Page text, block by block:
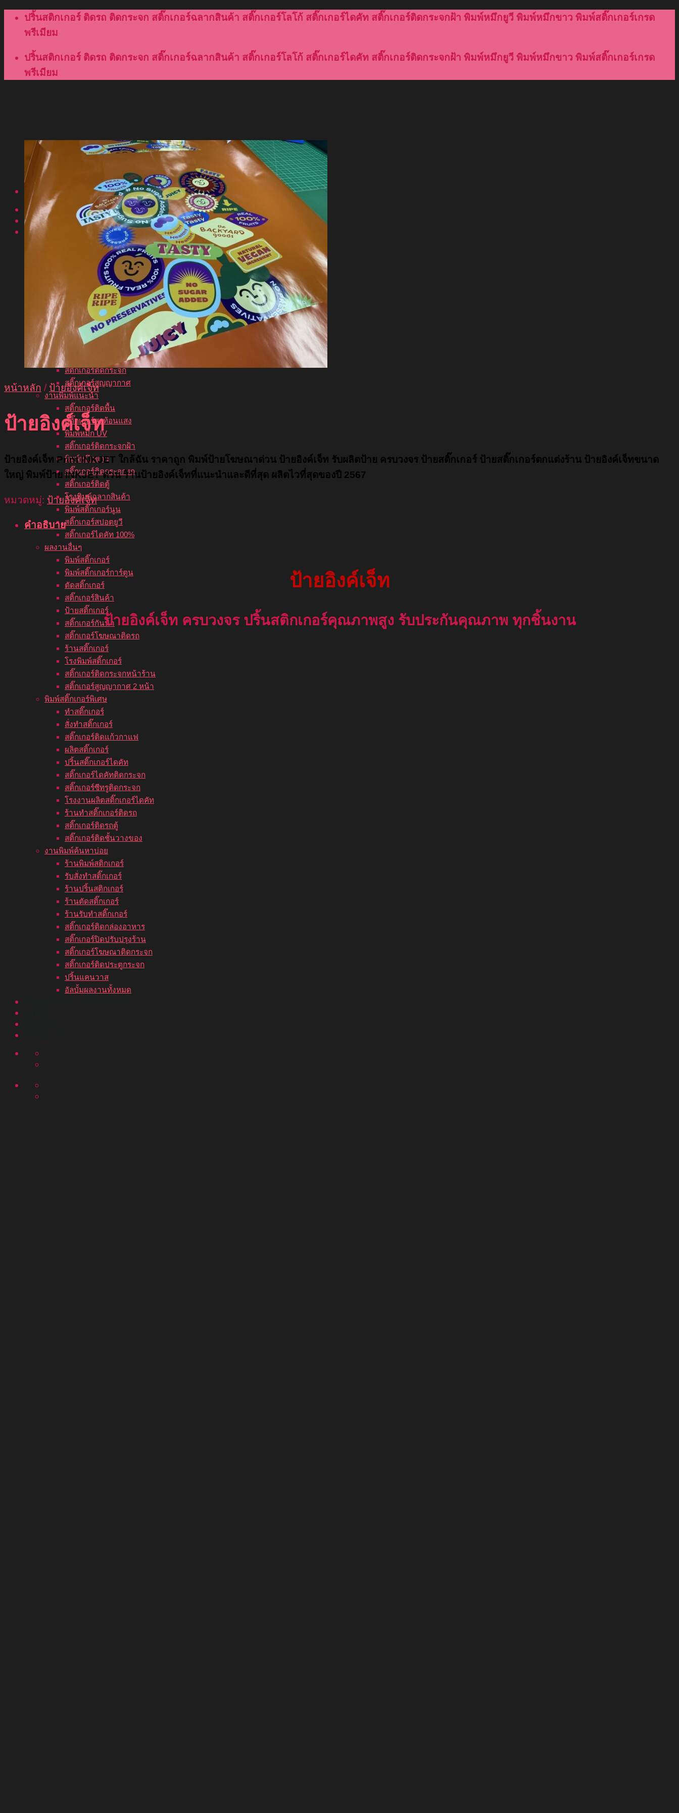
Skip
content
ปริ้นสติกเกอร์ ติดรถ ติดกระจก สติ๊กเกอร์ฉลากสินค้า สติ๊กเกอร์โลโก้ สติ๊กเกอร์ไดคัท สติ๊กเกอร์ติดกระจกฝ้า พิมพ์หมึกยูวี พิมพ์หมึกขาว พิมพ์สติ๊กเกอร์เกรด
พรีเมียม
ปริ้นสติกเกอร์ ติดรถ ติดกระจก สติ๊กเกอร์ฉลากสินค้า สติ๊กเกอร์โลโก้ สติ๊กเกอร์ไดคัท สติ๊กเกอร์ติดกระจกฝ้า พิมพ์หมึกยูวี พิมพ์หมึกขาว พิมพ์สติ๊กเกอร์เกรด
พรีเมียม
Menu
หน้าแรก
เกี่ยวกับเรา
บริการของเรา
งานพิมพ์สติ๊กเกอร์ยอดนิยม
ปริ้นสติกเกอร์
ฉลากสินค้า
สติ๊กเกอร์ไดคัท
สติ๊กเกอร์โลโก้
สติ๊กเกอร์ติดผนัง
พิมพ์สติ๊กเกอร์ใส
สติ๊กเกอร์ซีทรู
สติ๊กเกอร์ติดรถยนต์
พิมพ์สติ๊กเกอร์ PVC
สติ๊กเกอร์ติดกระจก
สติ๊กเกอร์สูญญากาศ
งานพิมพ์แนะนำ
สติ๊กเกอร์ติดพื้น
สติ๊กเกอร์สะท้อนแสง
พิมพ์หมึก UV
สติ๊กเกอร์ติดกระจกฝ้า
พิมพ์หมึกขาว
สติ๊กเกอร์ติดกระจกรถ
สติ๊กเกอร์ติดตู้
โรงพิมพ์ฉลากสินค้า
พิมพ์สติ๊กเกอร์นูน
สติ๊กเกอร์สปอตยูวี
สติ๊กเกอร์ไดคัท 100%
ผลงานอื่นๆ
พิมพ์สติ๊กเกอร์
พิมพ์สติ๊กเกอร์การ์ตูน
ตัดสติ๊กเกอร์
สติ๊กเกอร์สินค้า
ป้ายสติ๊กเกอร์
สติ๊กเกอร์กันน้ำ
สติ๊กเกอร์โฆษณาติดรถ
ร้านสติ๊กเกอร์
โรงพิมพ์สติ๊กเกอร์
สติ๊กเกอร์ติดกระจกหน้าร้าน
สติ๊กเกอร์สูญญากาศ 2 หน้า
พิมพ์สติ๊กเกอร์พิเศษ
ทำสติ๊กเกอร์
สั่งทำสติ๊กเกอร์
สติ๊กเกอร์ติดแก้วกาแฟ
ผลิตสติ๊กเกอร์
ปริ้นสติ๊กเกอร์ไดคัท
สติ๊กเกอร์ไดคัทติดกระจก
สติ๊กเกอร์ซีทรูติดกระจก
โรงงานผลิตสติ๊กเกอร์ไดคัท
ร้านทำสติ๊กเกอร์ติดรถ
สติ๊กเกอร์ติดรถตู้
สติ๊กเกอร์ติดชั้นวางของ
งานพิมพ์ค้นหาบ่อย
ร้านพิมพ์สติกเกอร์
รับสั่งทำสติ๊กเกอร์
ร้านปริ้นสติกเกอร์
ร้านตัดสติ๊กเกอร์
ร้านรับทำสติ๊กเกอร์
สติ๊กเกอร์ติดกล่องอาหาร
สติ๊กเกอร์ปิดปรับปรุงร้าน
สติ๊กเกอร์โฆษณาติดกระจก
สติ๊กเกอร์ติดประตูกระจก
ปริ้นแคนวาส
อัลบั้มผลงานทั้งหมด
หน้าหลัก / ป้ายอิงค์เจ็ท
ป้ายอิงค์เจ็ท
ป้ายอิงค์เจ็ท Print INKJET ใกล้ฉัน ราคาถูก พิมพ์ป้ายโฆษณาด่วน ป้ายอิงค์เจ็ท รับผลิตป้าย ครบวงจร ป้ายสติ๊กเกอร์ ป้ายสติ๊กเกอร์ตกแต่งร้าน ป้ายอิงค์เจ็ทขนาด
ใหญ่ พิมพ์ป้าย INKJET ด่วน ร้านป้ายอิงค์เจ็ทที่แนะนำและดีที่สุด ผลิตไวที่สุดของปี 2567
หมวดหมู่: ป้ายอิงค์เจ็ท
คำอธิบาย
ป้ายอิงค์เจ็ท
ป้ายอิงค์เจ็ท ครบวงจร ปริ้นสติกเกอร์คุณภาพสูง รับประกันคุณภาพ ทุกชิ้นงาน